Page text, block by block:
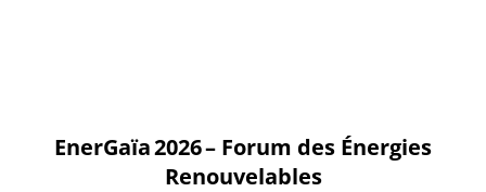
EnerGaïa 2026 – Forum des Énergies
Renouvelables